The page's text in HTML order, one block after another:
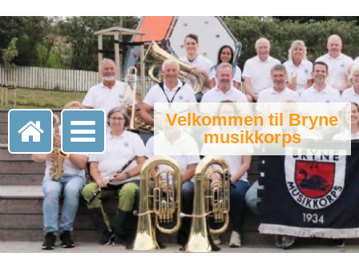
Velkommen til Bryne
musikkorps